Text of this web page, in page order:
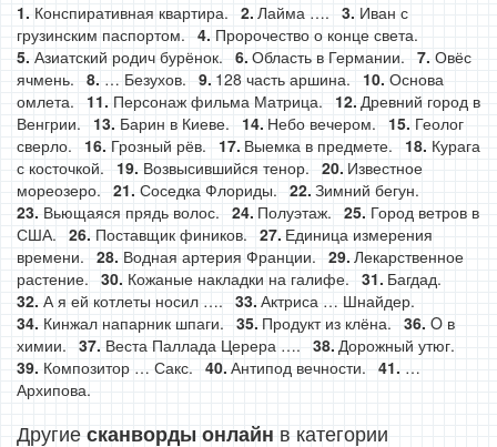
Конспиративная квартира. Лайма ….
Иван с
грузинским паспортом.
Пророчество о конце света.
Азиатский родич бурёнок.
Область в Германии.
Овёс
ячмень.
… Безухов. 128 часть аршина.
Основа
омлета.
Персонаж фильма Матрица.
Древний город в
Венгрии.
Барин в Киеве. Небо вечером.
Геолог
сверло.
Грозный рёв. Выемка в предмете.
Курага
с косточкой.
Возвысившийся тенор.
Известное
мореозеро.
Соседка Флориды.
Зимний бегун.
Вьющаяся прядь волос.
Полуэтаж.
Город ветров в
США.
Поставщик фиников.
Единица измерения
времени.
Водная артерия Франции.
Лекарственное
растение.
Кожаные накладки на галифе.
Багдад.
А я ей котлеты носил ….
Актриса … Шнайдер.
Кинжал напарник шпаги.
Продукт из клёна.
O в
химии.
Веста Паллада Церера ….
Дорожный утюг.
Композитор … Сакс.
Антипод вечности.
…
Архипова.
Другиесканворды онлайн в категории